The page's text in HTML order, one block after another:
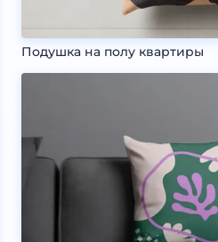
Подушка на полу квартиры